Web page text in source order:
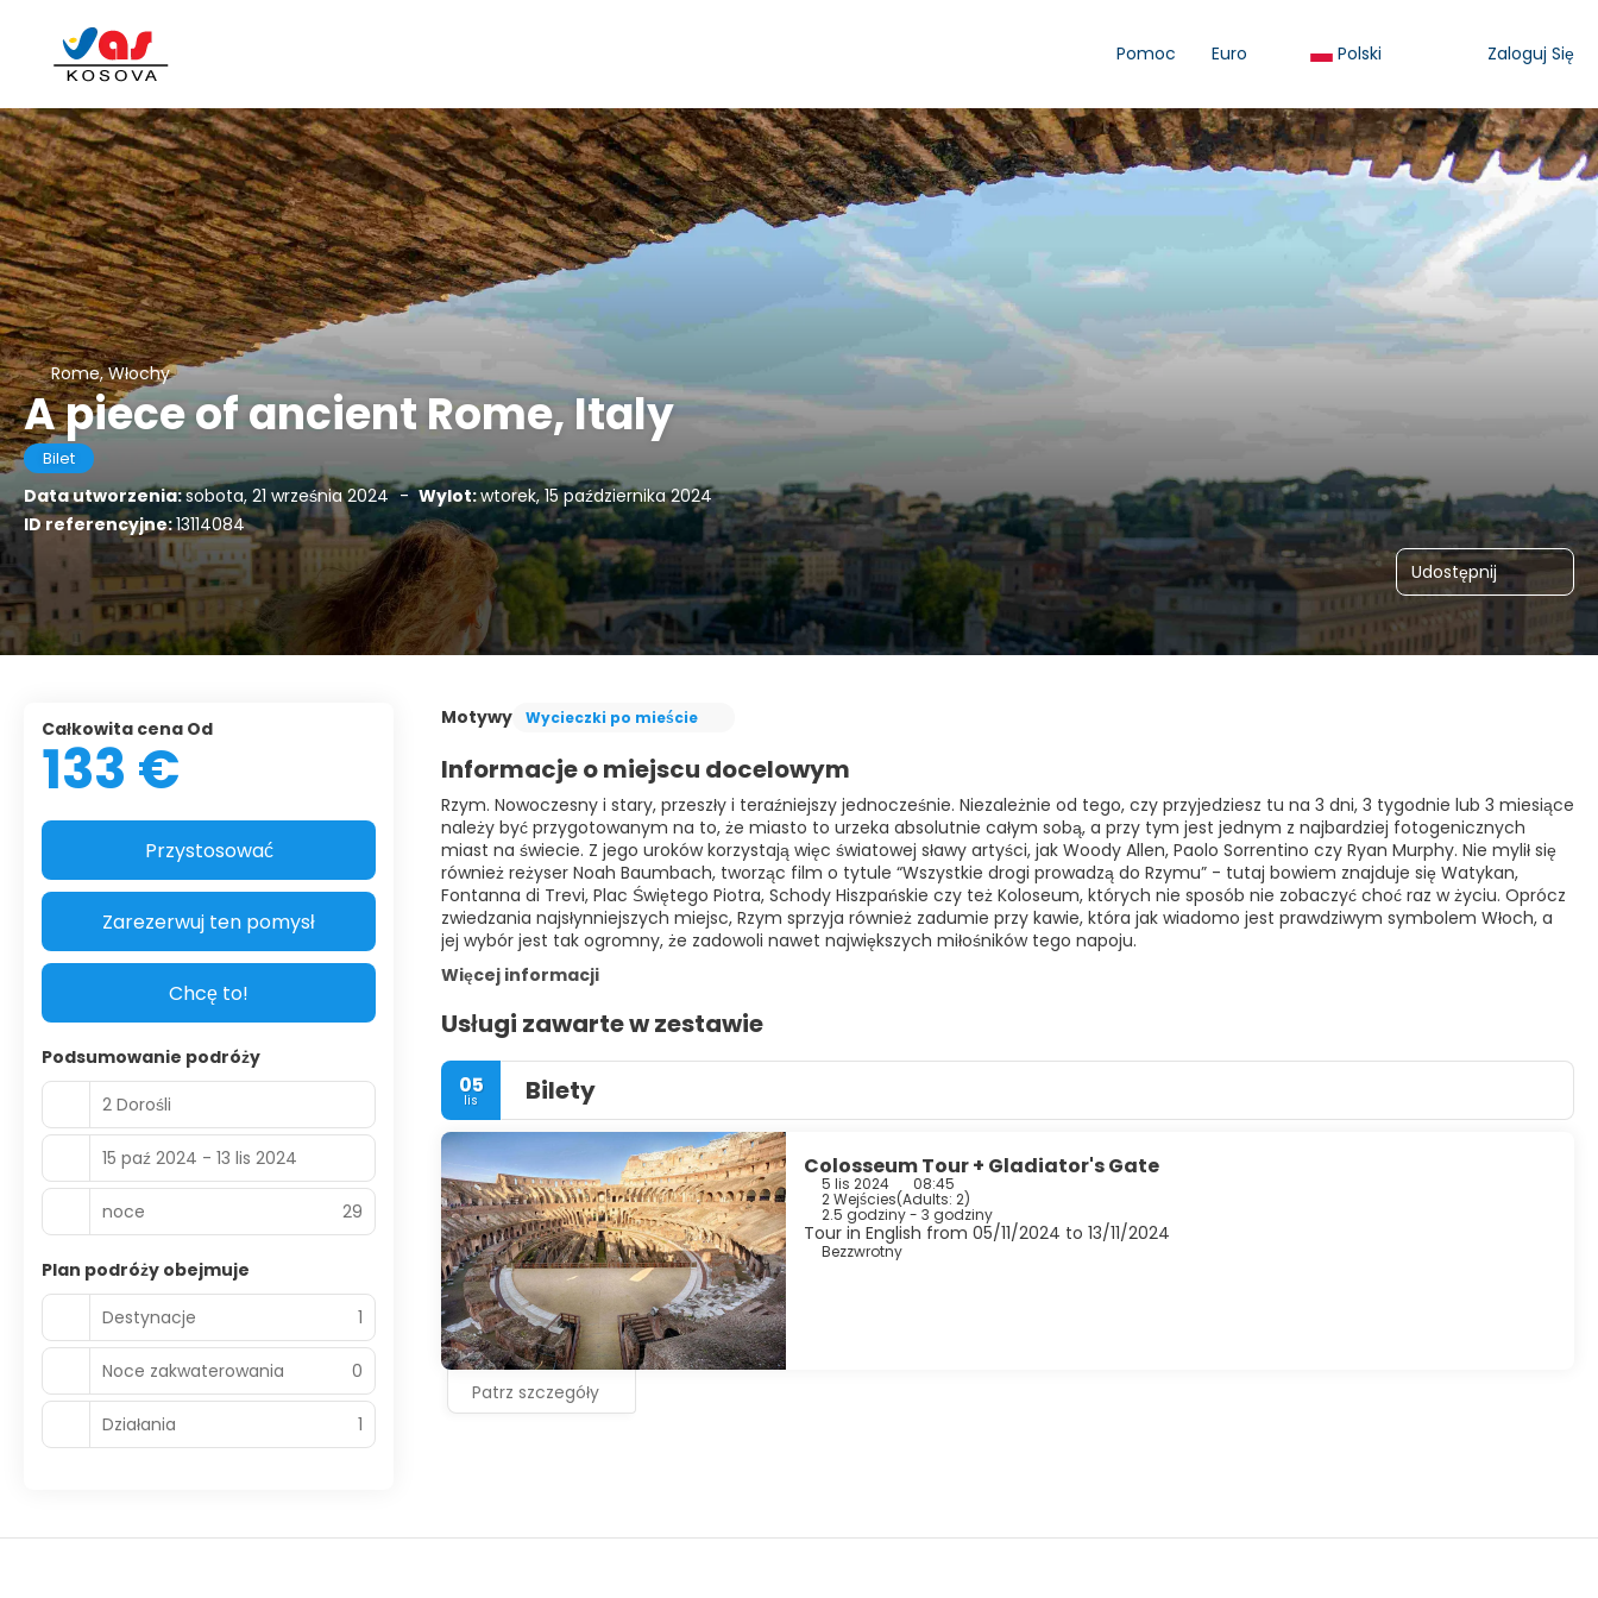
Pomoc Euro Polski Zaloguj Się
Rome, Włochy
A piece of ancient Rome, Italy
Bilet
Data utworzenia:sobota, 21 września 2024 - Wylot:wtorek, 15 października 2024
ID referencyjne:13114084
Udostępnij
Motywy Wycieczki po mieście
Informacje o miejscu docelowym
Rzym. Nowoczesny i stary, przeszły i teraźniejszy jednocześnie. Niezależnie od tego, czy przyjedziesz tu na 3 dni, 3 tygodnie lub 3 miesiące
należy być przygotowanym na to, że miasto to urzeka absolutnie całym sobą, a przy tym jest jednym z najbardziej fotogenicznych
miast na świecie. Z jego uroków korzystają więc światowej sławy artyści, jak Woody Allen, Paolo Sorrentino czy Ryan Murphy. Nie mylił się
również reżyser Noah Baumbach, tworząc film o tytule “Wszystkie drogi prowadzą do Rzymu” - tutaj bowiem znajduje się Watykan,
Fontanna di Trevi, Plac Świętego Piotra, Schody Hiszpańskie czy też Koloseum, których nie sposób nie zobaczyć choć raz w życiu. Oprócz
zwiedzania najsłynniejszych miejsc, Rzym sprzyja również zadumie przy kawie, która jak wiadomo jest prawdziwym symbolem Włoch, a
jej wybór jest tak ogromny, że zadowoli nawet największych miłośników tego napoju.
Więcej informacji
Usługi zawarte w zestawie
05
lis Bilety
Colosseum Tour + Gladiator's Gate
5 lis 2024 08:45
2 Wejścies(Adults: 2)
2.5 godziny - 3 godziny
Tour in English from 05/11/2024 to 13/11/2024
Bezzwrotny
Patrz szczegóły
Całkowita cena Od
133 €
Przystosować
Zarezerwuj ten pomysł
Chcę to!
Podsumowanie podróży
2 Dorośli
15 paź 2024 - 13 lis 2024
noce 29
Plan podróży obejmuje
Destynacje
1
Noce zakwaterowania 0
Działania 1